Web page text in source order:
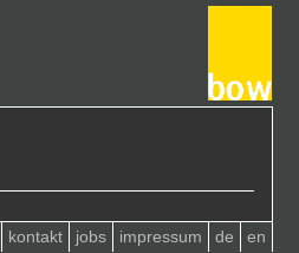
kontakt jobs impressum de en